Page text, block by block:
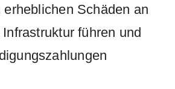
Schäden⁤ an
führen und